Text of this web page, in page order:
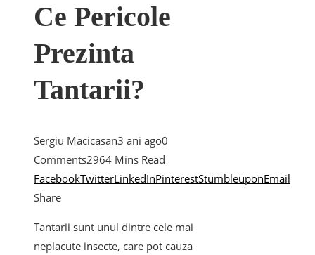
Ce Pericole
Prezinta
Tantarii?
Sergiu Macicasan3 ani ago0
Comments2964 Mins Read
FacebookTwitterLinkedInPinterestStumbleuponEmail
Share
Tantarii sunt unul dintre cele mai
neplacute insecte, care pot cauza